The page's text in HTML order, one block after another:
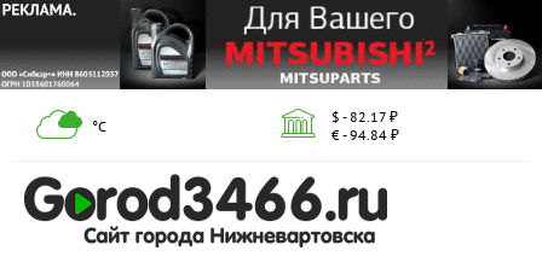
°С
$ - 82.17 ₽
€ - 94.84 ₽